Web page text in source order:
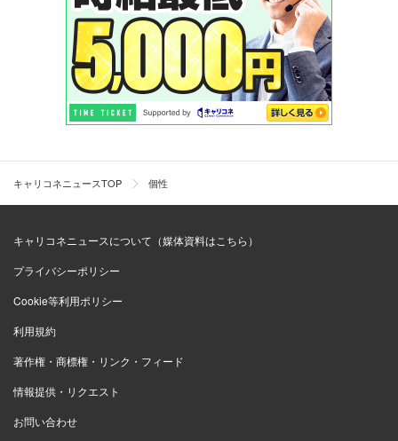
キャリコネニュースTOP 個性
キャリコネニュースについて（媒体資料はこちら）
プライバシーポリシー
Cookie等利用ポリシー
利用規約
著作権・商標権・リンク・フィード
情報提供・リクエスト
お問い合わせ